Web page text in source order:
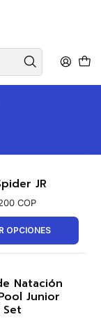
$ 400.000
JR
COP
OPCIONES
Natación
Junior